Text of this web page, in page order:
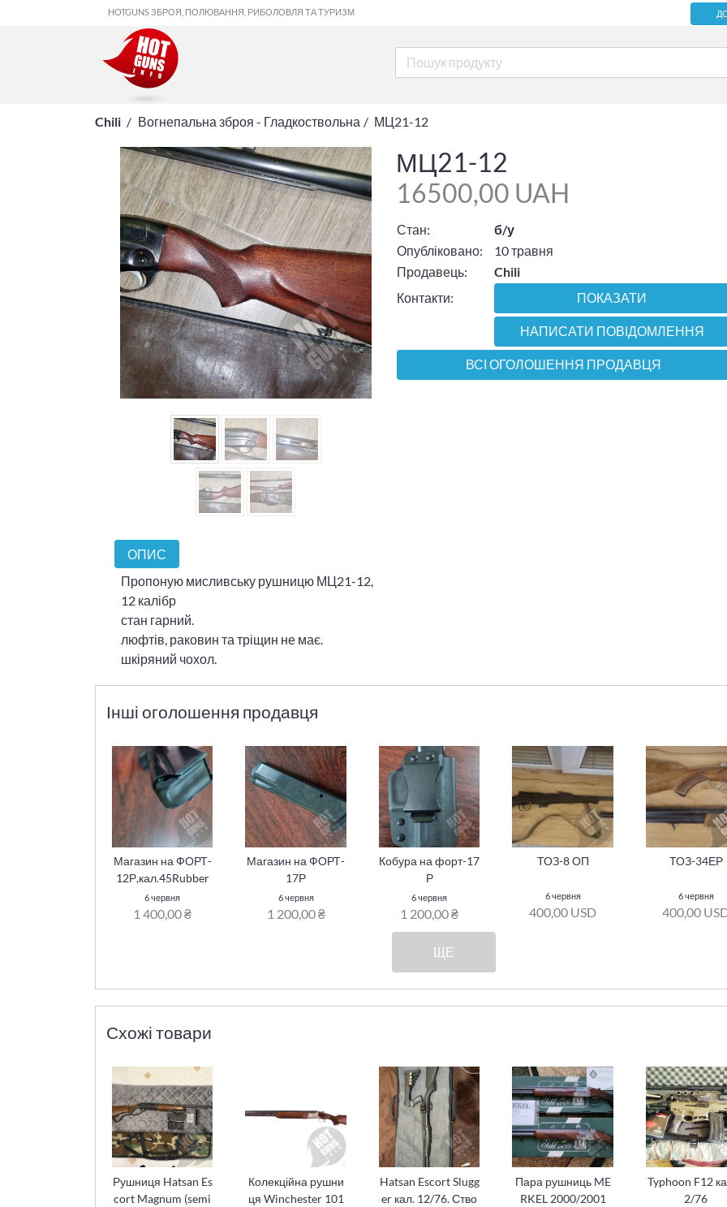
HOTGUNS ЗБРОЯ, ПОЛЮВАННЯ, РИБОЛОВЛЯ ТА ТУРИЗМ
Chili Вогнепальна зброя - Гладкоствольна МЦ21-12
МЦ21-12
16500,00 UAH
Стан:
б/у
Опубліковано:
10 травня
Продавець:
Chili
Контакти:
ПОКАЗАТИ
НАПИСАТИ ПОВІДОМЛЕННЯ
ВСІ ОГОЛОШЕННЯ ПРОДАВЦЯ
ОПИС
Пропоную мисливську рушницю МЦ21-12,
12 калібр
стан гарний.
люфтів, раковин та тріщин не має.
шкіряний чохол.
Інші оголошення продавця
Магазин на ФОРТ-
12Р,кал.45Rubber
6 червня
1 400,00 ₴
Магазин на ФОРТ-
17Р
6 червня
1 200,00 ₴
Кобура на форт-17
Р
6 червня
1 200,00 ₴
ТОЗ-8 ОП
6 червня
400,00 USD
ТОЗ-34ЕР
6 червня
400,00
ЩЕ
Схожі товари
Рушниця Hatsan Es
cort Magnum (semi
Колекційна рушни
ця Winchester 101
Hatsan Escort Slugg
er кал. 12/76. Ство
Пара рушниць ME
RKEL 2000/2001
Typhoon F12
2/76